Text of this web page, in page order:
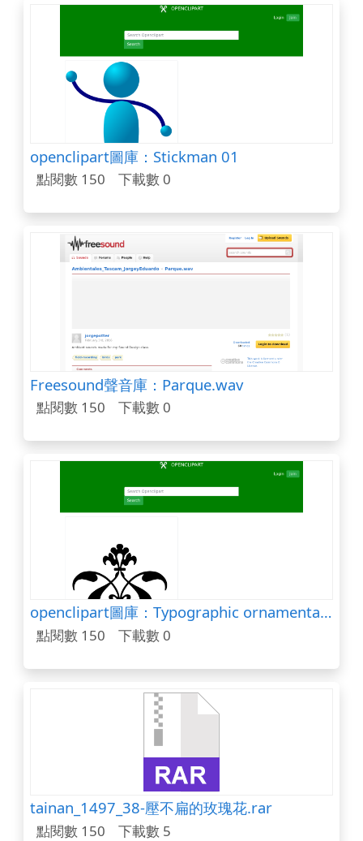
openclipart圖庫：Stickman 01
點閱數 150 下載數 0
Freesound聲音庫：Parque.wav
點閱數 150 下載數 0
openclipart圖庫：Typographic ornamental vignettes 3
點閱數 150 下載數 0
tainan_1497_38-壓不扁的玫瑰花.rar
點閱數 150 下載數 5